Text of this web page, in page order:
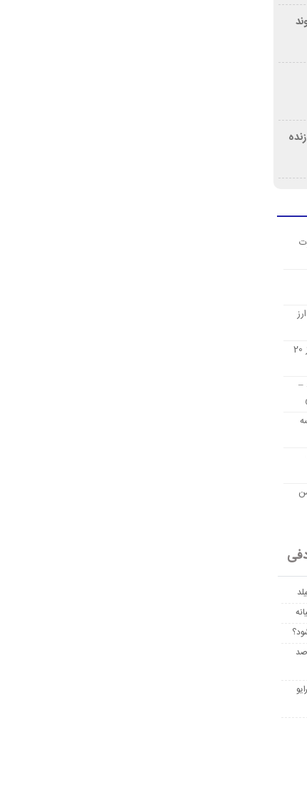
قیمت ارز دیجیتال بیت کوین امروز 20
–
20 بهمن
را تا ۵۰ درصد